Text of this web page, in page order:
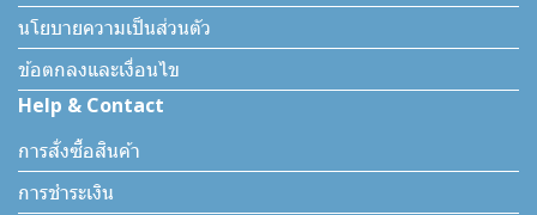
นโยบายความเป็นส่วนตัว
ข้อตกลงและเงื่อนไข
Help & Contact
การสั่งซื้อสินค้า
การชำระเงิน